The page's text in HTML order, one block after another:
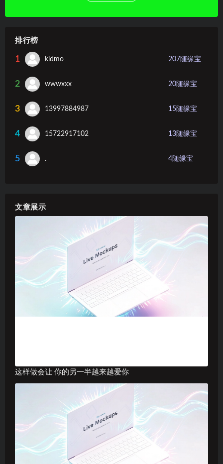
排行榜
1 kidmo 207 随缘宝
2 wwwxxx 20随缘宝
3 13997884987 15随缘宝
4 15722917102 13随缘宝
5 . 4随缘宝
文章展示
这样做会让 你的另一半越来越爱你